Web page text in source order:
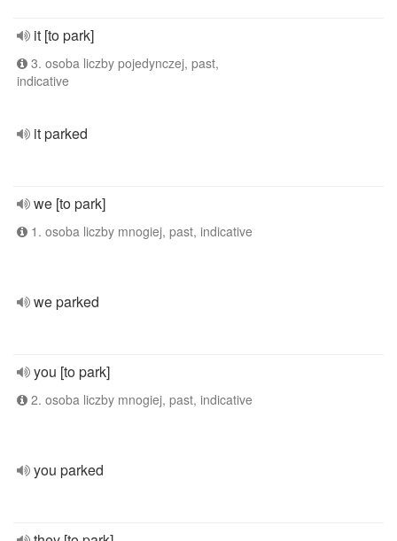
it [to park]
3. osoba liczby pojedynczej, past,
indicative
it parked
we [to park]
1. osoba liczby mnogiej, past, indicative
we parked
you [to park]
2. osoba liczby mnogiej, past, indicative
you parked